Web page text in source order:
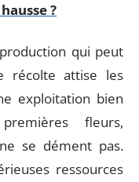
?
qui peut
récolte attise les
exploitation bien
fleurs,
se dément pas.
ressources